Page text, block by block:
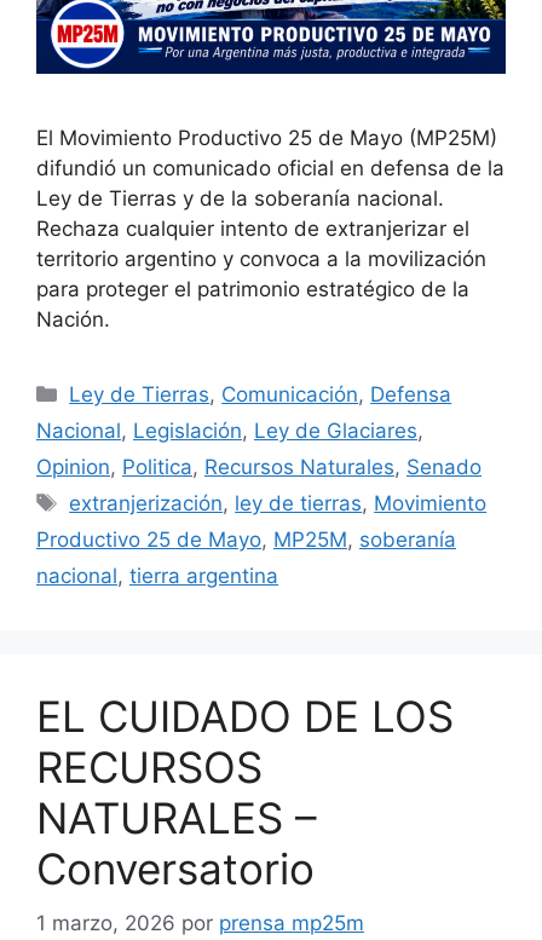
El Movimiento Productivo 25 de Mayo (MP25M)
difundió un comunicado oficial en defensa de la
Ley de Tierras y de la soberanía nacional.
Rechaza cualquier intento de extranjerizar el
territorio argentino y convoca a la movilización
para proteger el patrimonio estratégico de la
Nación.
Ley de Tierras, Comunicación, Defensa
Nacional, Legislación, Ley de Glaciares,
Opinion, Politica, Recursos Naturales, Senado
extranjerización, ley de tierras, Movimiento
Productivo 25 de Mayo, MP25M, soberanía
nacional, tierra argentina
EL CUIDADO DE LOS
RECURSOS
NATURALES –
Conversatorio
1 marzo, 2026 por prensa mp25m